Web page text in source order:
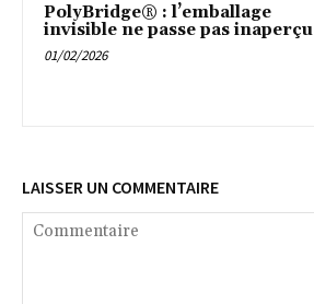
PolyBridge® : l’emballage
invisible ne passe pas inaperçu
01/02/2026
LAISSER UN COMMENTAIRE